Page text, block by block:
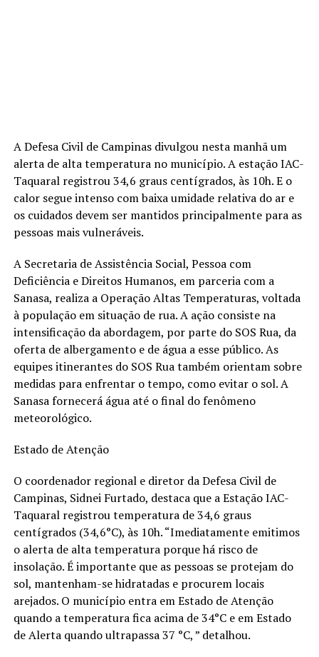
A Defesa Civil de Campinas divulgou nesta manhã um
alerta de alta temperatura no município. A estação IAC-
Taquaral registrou 34,6 graus centígrados, às 10h. E o
calor segue intenso com baixa umidade relativa do ar e
os cuidados devem ser mantidos principalmente para as
pessoas mais vulneráveis.
A Secretaria de Assistência Social, Pessoa com
Deficiência e Direitos Humanos, em parceria com a
Sanasa, realiza a Operação Altas Temperaturas, voltada
à população em situação de rua. A ação consiste na
intensificação da abordagem, por parte do SOS Rua, da
oferta de albergamento e de água a esse público. As
equipes itinerantes do SOS Rua também orientam sobre
medidas para enfrentar o tempo, como evitar o sol. A
Sanasa fornecerá água até o final do fenômeno
meteorológico.
Estado de Atenção
O coordenador regional e diretor da Defesa Civil de
Campinas, Sidnei Furtado, destaca que a Estação IAC-
Taquaral registrou temperatura de 34,6 graus
centígrados (34,6°C), às 10h. “Imediatamente emitimos
o alerta de alta temperatura porque há risco de
insolação. É importante que as pessoas se protejam do
sol, mantenham-se hidratadas e procurem locais
arejados. O município entra em Estado de Atenção
quando a temperatura fica acima de 34°C e em Estado
de Alerta quando ultrapassa 37 °C, ” detalhou.